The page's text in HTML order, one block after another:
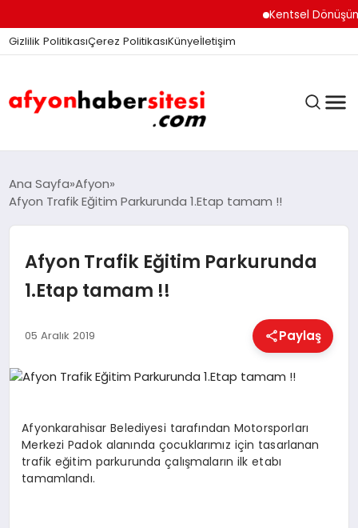
Kentsel Dönüşüm
Gizlilik PolitikasıÇerez PolitikasıKünyeİletişim
ANASAYFA
DÜNYA
HABERLER
Ana Sayfa Afyon
Afyon Trafik Eğitim Parkurunda 1.Etap tamam !!
Afyon Trafik Eğitim Parkurunda
1.Etap tamam !!
05 Aralık 2019 Paylaş
Afyonkarahisar Belediyesi tarafından Motorsporları
Merkezi Padok alanında çocuklarımız için tasarlanan
trafik eğitim parkurunda çalışmaların ilk etabı
tamamlandı.